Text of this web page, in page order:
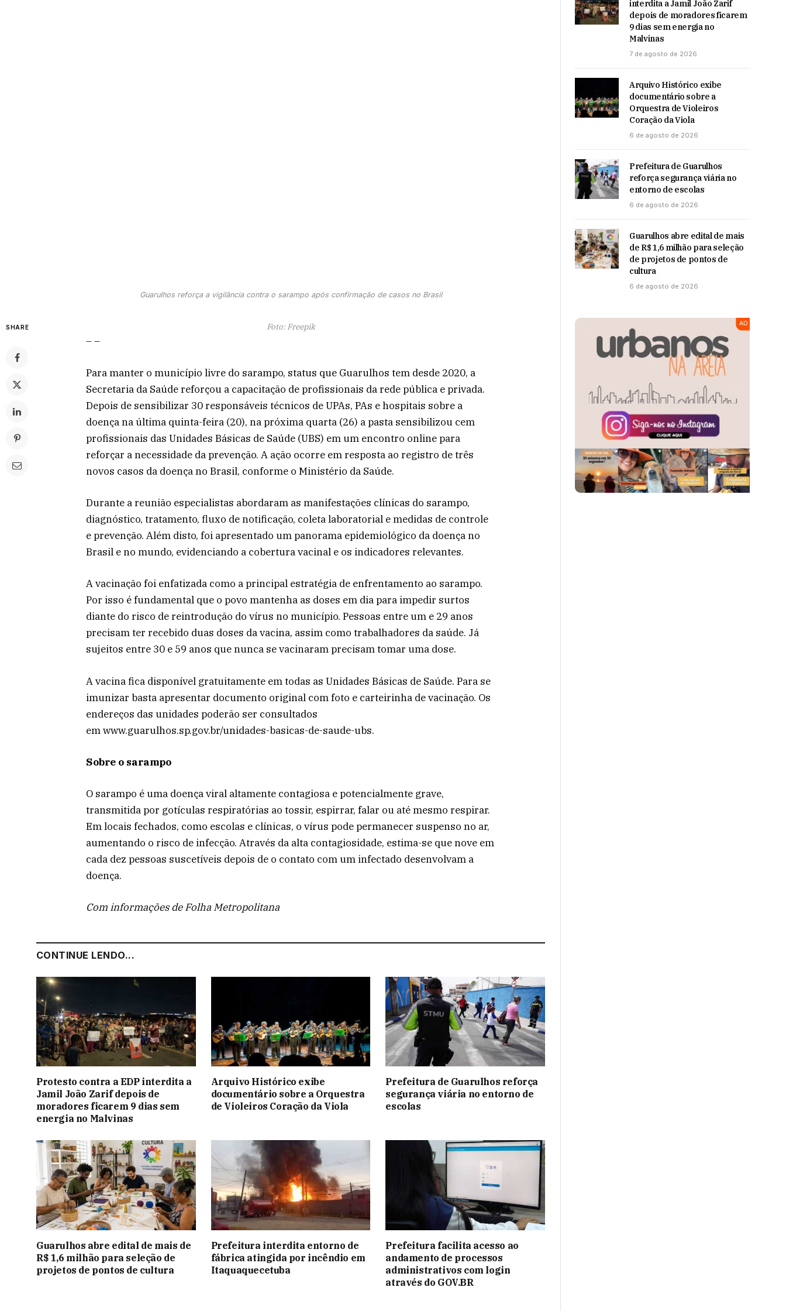
Guarulhos reforça a vigilância contra o sarampo após confirmação de casos no Brasil
SHARE Foto: Freepik
– –
Para manter o município livre do sarampo, status que Guarulhos tem desde 2020, a
Secretaria da Saúde reforçou a capacitação de profissionais da rede pública e privada.
Depois de sensibilizar 30 responsáveis técnicos de UPAs, PAs e hospitais sobre a
doença na última quinta-feira (20), na próxima quarta (26) a pasta sensibilizou cem
profissionais das Unidades Básicas de Saúde (UBS) em um encontro online para
reforçar a necessidade da prevenção. A ação ocorre em resposta ao registro de três
novos casos da doença no Brasil, conforme o Ministério da Saúde.
Durante a reunião especialistas abordaram as manifestações clínicas do sarampo,
diagnóstico, tratamento, fluxo de notificação, coleta laboratorial e medidas de controle
e prevenção. Além disto, foi apresentado um panorama epidemiológico da doença no
Brasil e no mundo, evidenciando a cobertura vacinal e os indicadores relevantes.
A vacinação foi enfatizada como a principal estratégia de enfrentamento ao sarampo.
Por isso é fundamental que o povo mantenha as doses em dia para impedir surtos
diante do risco de reintrodução do vírus no município. Pessoas entre um e 29 anos
precisam ter recebido duas doses da vacina, assim como trabalhadores da saúde. Já
sujeitos entre 30 e 59 anos que nunca se vacinaram precisam tomar uma dose.
A vacina fica disponível gratuitamente em todas as Unidades Básicas de Saúde. Para se
imunizar basta apresentar documento original com foto e carteirinha de vacinação. Os
endereços das unidades poderão ser consultados
em www.guarulhos.sp.gov.br/unidades-basicas-de-saude-ubs.
Sobre o sarampo
O sarampo é uma doença viral altamente contagiosa e potencialmente grave,
transmitida por gotículas respiratórias ao tossir, espirrar, falar ou até mesmo respirar.
Em locais fechados, como escolas e clínicas, o vírus pode permanecer suspenso no ar,
aumentando o risco de infecção. Através da alta contagiosidade, estima-se que nove em
cada dez pessoas suscetíveis depois de o contato com um infectado desenvolvam a
doença.
Com informações de Folha Metropolitana
CONTINUE LENDO...
Protesto contra a EDP interdita a
Jamil João Zarif depois de
moradores ficarem 9 dias sem
energia no Malvinas
Arquivo Histórico exibe
documentário sobre a Orquestra
de Violeiros Coração da Viola
Prefeitura de Guarulhos reforça
segurança viária no entorno de
escolas
Guarulhos abre edital de mais de
R$ 1,6 milhão para seleção de
projetos de pontos de cultura
Prefeitura interdita entorno de
fábrica atingida por incêndio em
Itaquaquecetuba
Prefeitura facilita acesso ao
andamento de processos
administrativos com login
através do GOV.BR
interdita a Jamil João Zarif
depois de moradores ficarem
9 dias sem energia no
Malvinas
7 de agosto de 2026
Arquivo Histórico exibe
documentário sobre a
Orquestra de Violeiros
Coração da Viola
6 de agosto de 2026
Prefeitura de Guarulhos
reforça segurança viária no
entorno de escolas
6 de agosto de 2026
Guarulhos abre edital de mais
de R$ 1,6 milhão para seleção
de projetos de pontos de
cultura
6 de agosto de 2026